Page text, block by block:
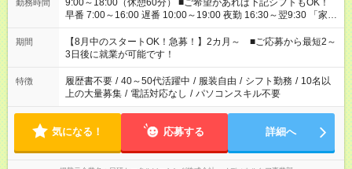
勤務時間
9:00～18:00（休憩60分） ■ご希望があれば下記シフトもOK！
早番 7:00～16:00 遅番 10:00～19:00 夜勤 16:30～翌9:30 「家族
と休みを合わせたい」 「余裕を持って夕飯の準備がしたい」
「できれば残業はしたくない」 など、ご希望を教えてください
ね。 ※Wワーク希望の方へ 今ご覧のお仕事で希望する勤務時間
と、もう1つのお仕事の勤務時間。 合計で週40時間を超える場
合は応募できません。
期間
【8月中のスタートOK！急募！】2カ月～ ■ご応募から最短2～
3日後に就業が可能です！
特徴 履歴書不要 / 40～50代活躍中 / 服装自由 / シフト勤務 / 10名以
上の大量募集 / 電話対応なし / パソコンスキル不要
気になる！ 応募する 詳細へ